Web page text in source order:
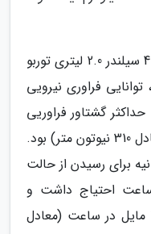
فورد فوکاس RS با استفاده از موتور 4 سیلندر 2.0 لیتری توربو
1.988 سی سی، توانایی فراوری نیرویی
و حداکثر گشتاور فراوریی
آن نیز برابر با 228 پاوند بر فوت (معادل 310 نیوتون متر) بود.
به زمانی در حدود 6.7 ثانیه برای رسیدن از حالت
در ساعت احتیاج داشت و
حداکثر سرعت آن نیز در حدود 144 مایل در ساعت (معادل